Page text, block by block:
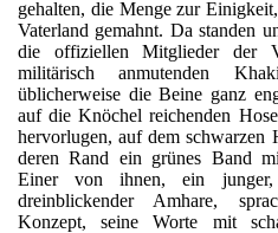
gehalten, die Menge zur
Vaterland gemahnt. Da standen
die offiziellen Mitglieder der
militärisch anmutenden
üblicherweise die Beine ganz
auf die Knöchel reichenden
hervorlugen, auf dem schwarzen
deren Rand ein grünes Band
Einer von ihnen, ein
dreinblickender Amhare,
Konzept, seine Worte mit